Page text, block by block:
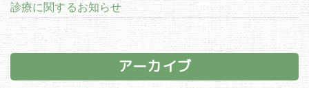
診療に関するお知らせ
アーカイブ